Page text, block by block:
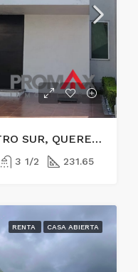
RENTA DE CASA EN CENTRO SUR, QUERETARO
3 1/2 231.65
RENTA CASA ABIERTA